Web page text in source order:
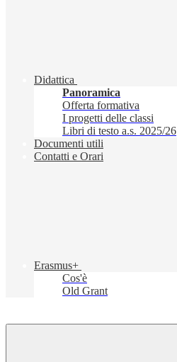
Didattica
Panoramica
Offerta formativa
I progetti delle classi
Libri di testo a.s. 2025/26
Documenti utili
Contatti e Orari
Erasmus+
Cos'è
Old Grant